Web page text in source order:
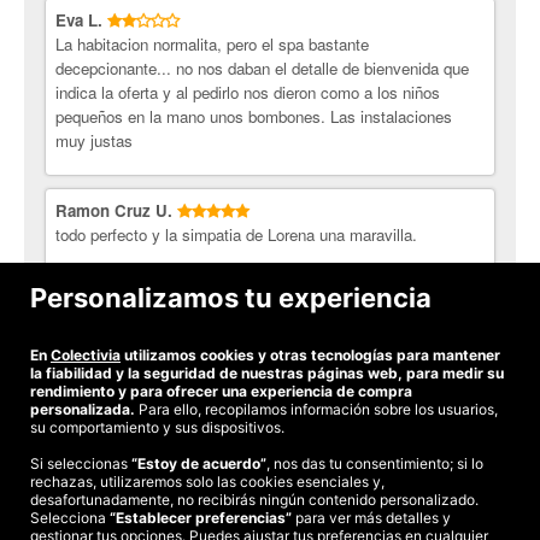
Eva L.
La habitacion normalita, pero el spa bastante
decepcionante... no nos daban el detalle de bienvenida que
indica la oferta y al pedirlo nos dieron como a los niños
pequeños en la mano unos bombones. Las instalaciones
muy justas
Ramon Cruz U.
todo perfecto y la simpatia de Lorena una maravilla.
Vanessa B.
variado.
©2026 Colectivia
Términos y condiciones|Política de privacidad|Política de cookies
Personalizamos tu experiencia
En Colectivia utilizamos cookies y otras tecnologías para mantener
la fiabilidad y la seguridad de nuestras páginas web, para medir su
rendimiento y para ofrecer una experiencia de compra
personalizada. Para ello, recopilamos información sobre los usuarios,
su comportamiento y sus dispositivos.
Si seleccionas “Estoy de acuerdo”, nos das tu consentimiento; si lo
rechazas, utilizaremos solo las cookies esenciales y,
desafortunadamente, no recibirás ningún contenido personalizado.
Selecciona “Establecer preferencias” para ver más detalles y
gestionar tus opciones. Puedes ajustar tus preferencias en cualquier